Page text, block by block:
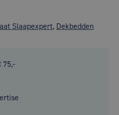
Slaapexpert, Dekbedden
75,-